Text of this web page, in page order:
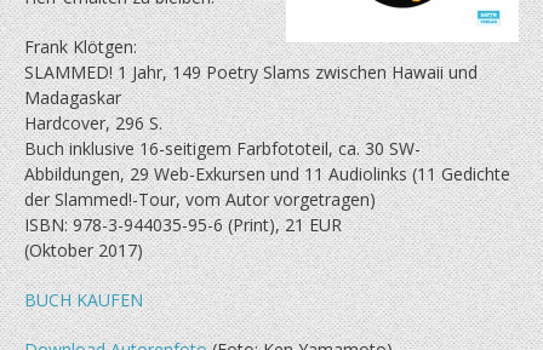
Frank Klötgen:
SLAMMED! 1 Jahr, 149 Poetry Slams zwischen Hawaii und
Madagaskar
Hardcover, 296 S.
Buch inklusive 16-seitigem Farbfototeil, ca. 30 SW-
Abbildungen, 29 Web-Exkursen und 11 Audiolinks (11 Gedichte
der Slammed!-Tour, vom Autor vorgetragen)
ISBN: 978-3-944035-95-6 (Print), 21 EUR
(Oktober 2017)
BUCH KAUFEN